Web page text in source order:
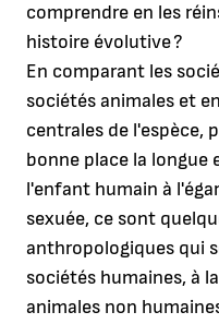
comprendre en les
histoire évolutive ?
En comparant les
sociétés animales et
centrales de l'espèce,
bonne place la longue
l'enfant humain à
sexuée, ce sont
anthropologiques qui
sociétés humaines, à
animales non